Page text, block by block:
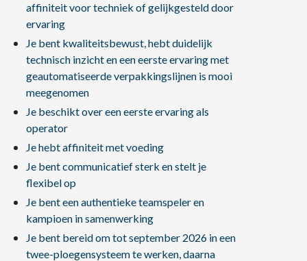
affiniteit voor techniek of gelijkgesteld door
ervaring
Je bent kwaliteitsbewust, hebt duidelijk
technisch inzicht en een eerste ervaring met
geautomatiseerde verpakkingslijnen is mooi
meegenomen
Je beschikt over een eerste ervaring als
operator
Je hebt affiniteit met voeding
Je bent communicatief sterk en stelt je
flexibel op
Je bent een authentieke teamspeler en
kampioen in samenwerking
Je bent bereid om tot september 2026 in een
twee-ploegensysteem te werken, daarna